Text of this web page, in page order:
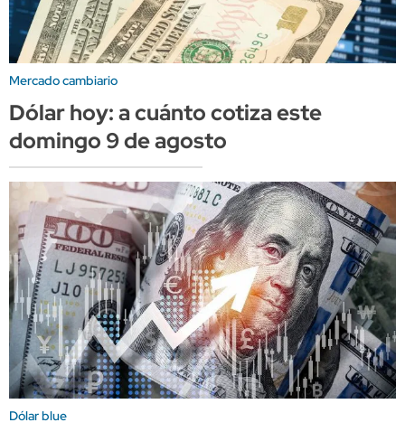
Mercado cambiario
Dólar hoy: a cuánto cotiza este
domingo 9 de agosto
Dólar blue